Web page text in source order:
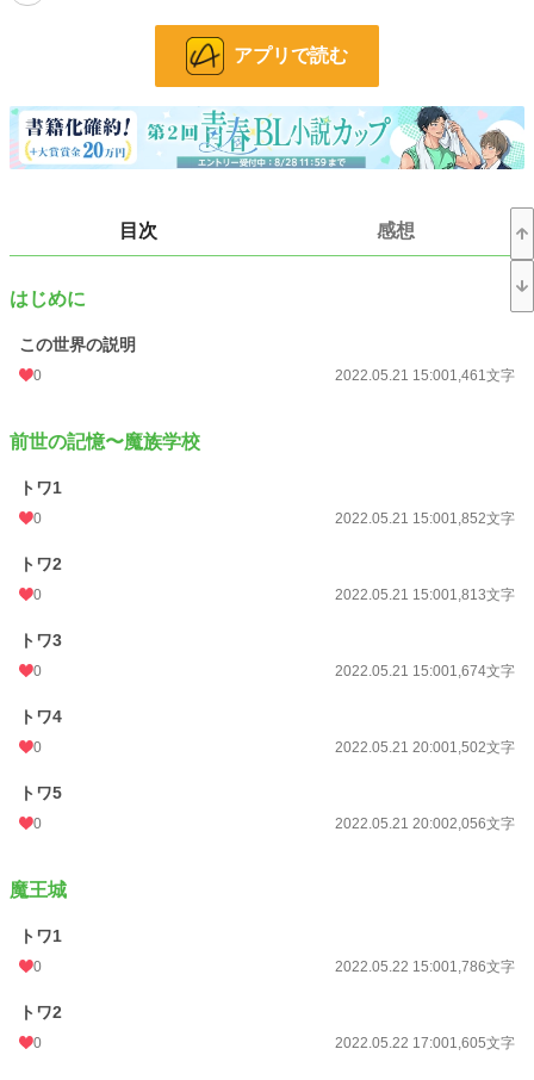
俺の名前はトワ。人族だが契約精霊のオオヤマネコ、リンクがいる。そして前世
では市姫叶和という名の高校生だった。
が今と同じ十七歳の時だ。それ以降の前世の記憶はないが、死んだ記憶もない。
どういう状況？
小説通りなら、この世界でも俺は恋人のリューセーと仲良く付き合っているは
ずなんだが、何故かガン無視され・・・俺って、ここではリューセーに嫌われて
しかもリューセーは、前世で全く相手にしなかったピンクなヒロインキャラの女
子と仲良くしてるんですけど？！
そして俺は、そのピンクに悪役令息呼ばわりされたんですけどっ？？！
世界で自分の本当の気持ちを思い知る物語？？
ーーーーーーーーー
☆ この異世界は、これまでの自作「異世界でも腹黒王子ちゃんは完璧魔王に溺
愛される」から「伝説のドラゴンは心優しき白猫を溺愛す」までと同じ異世界で
かるようにしているつもりです。
☆後半になりますが、龍人×獣人の姿でのR18もある予定。
小説
BL
お気に入り
文字数
更新日時
初回公開日時
アプリで読む
目次 感想
はじめに
この世界の説明
0 2022.05.21 15:001,461文字
前世の記憶〜魔族学校
トワ1
0 2022.05.21 15:001,852文字
トワ2
0 2022.05.21 15:001,813文字
トワ3
0 2022.05.21 15:001,674文字
トワ4
0 2022.05.21 20:001,502文字
トワ5
0 2022.05.21 20:002,056文字
魔王城
トワ1
0 2022.05.22 15:001,786文字
トワ2
0 2022.05.22 17:001,605文字